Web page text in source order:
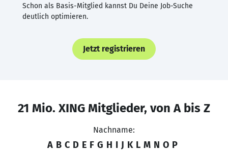
Schon als Basis-Mitglied kannst Du Deine Job-Suche
deutlich optimieren.
Jetzt registrieren
21 Mio. XING Mitglieder, von A bis Z
Nachname:
A B C D E F G H I J K L M N O P